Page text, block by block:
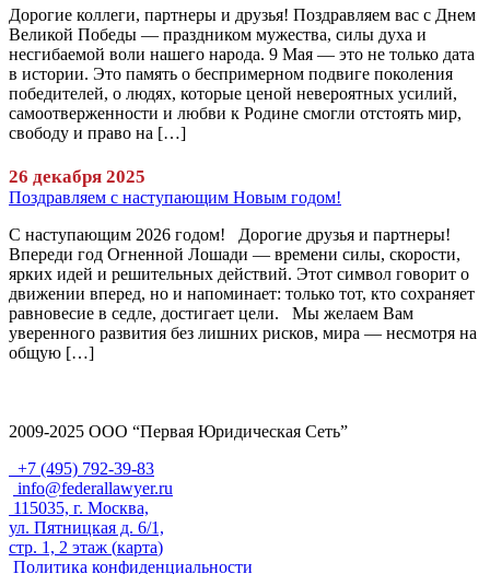
Дорогие коллеги, партнеры и друзья! Поздравляем вас с Днем
Великой Победы — праздником мужества, силы духа и
несгибаемой воли нашего народа. 9 Мая — это не только дата
в истории. Это память о беспримерном подвиге поколения
победителей, о людях, которые ценой невероятных усилий,
самоотверженности и любви к Родине смогли отстоять мир,
свободу и право на […]
26 декабря 2025
Поздравляем с наступающим Новым годом!
С наступающим 2026 годом! Дорогие друзья и партнеры!
Впереди год Огненной Лошади — времени силы, скорости,
ярких идей и решительных действий. Этот символ говорит о
движении вперед, но и напоминает: только тот, кто сохраняет
равновесие в седле, достигает цели. Мы желаем Вам
уверенного развития без лишних рисков, мира — несмотря на
общую […]
2009-2025 ООО “Первая Юридическая Сеть”
+7 (495) 792-39-83
info@federallawyer.ru
115035, г. Москва,
ул. Пятницкая д. 6/1,
стр. 1, 2 этаж (карта)
Политика конфиденциальности